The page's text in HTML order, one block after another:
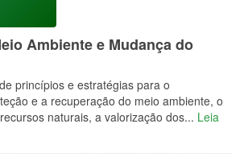
Ambiente e Mudança do
princípios e estratégias para o
e a recuperação do meio ambiente, o
naturais, a valorização dos... Leia